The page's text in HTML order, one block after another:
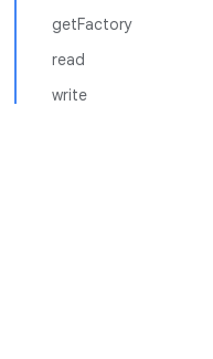
getFactory
read
write